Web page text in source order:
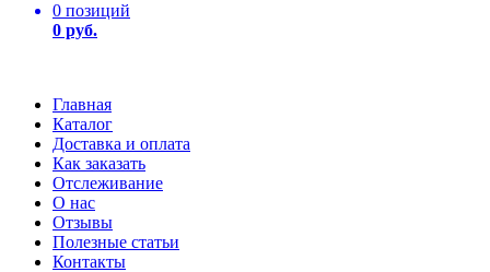
0 позиций
0 руб.
Главная
Каталог
Доставка и оплата
Как заказать
Отслеживание
О нас
Отзывы
Полезные статьи
Контакты